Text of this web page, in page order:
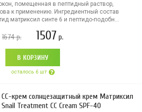
помещенная в пептидный раствор,
к применению. Ингредиентный состав
матриксил синте 6 и пептидо-подобн...
1674р. 1507 р.
В КОРЗИНУ
осталось 6 шт
СС-крем солнцезащитный крем Матриксил
Snail Treatment CC Cream SPF-40